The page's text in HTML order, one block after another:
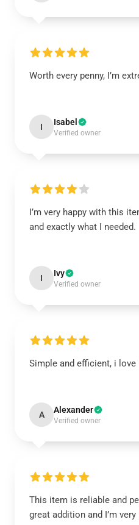
Worth every penny, I’m
I Isabel
Verified owner
I’m very happy with this
and exactly what I needed.
I Ivy
Verified owner
Simple and efficient, i love
A Alexander
Verified owner
This item is reliable and
great addition and I’m